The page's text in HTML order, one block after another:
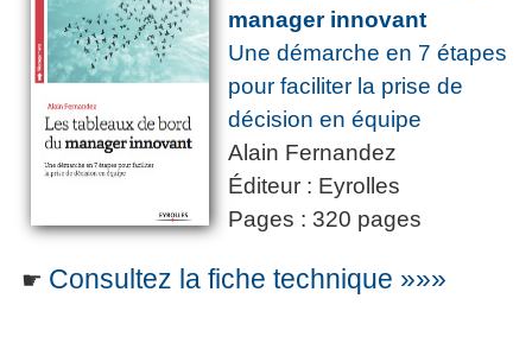
manager innovant
Une démarche en 7 étapes
pour faciliter la prise de
décision en équipe
Alain Fernandez
Éditeur : Eyrolles
Pages : 320 pages
☛ Consultez la fiche technique »»»